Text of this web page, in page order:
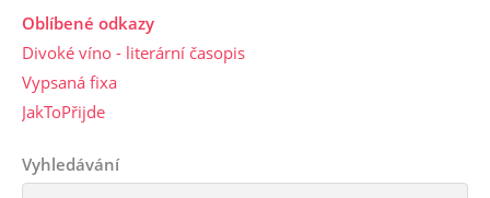
Oblíbené odkazy
Divoké víno - literární časopis
Vypsaná fixa
JakToPřijde
Vyhledávání